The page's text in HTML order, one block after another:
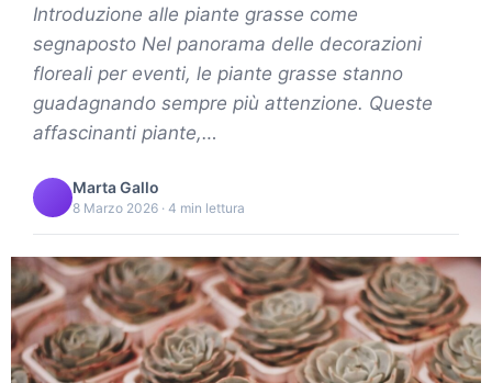
Introduzione alle piante grasse come
segnaposto Nel panorama delle decorazioni
floreali per eventi, le piante grasse stanno
guadagnando sempre più attenzione. Queste
affascinanti piante,…
Marta Gallo
8 Marzo 2026 · 4 min lettura